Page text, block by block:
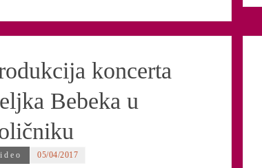
koncerta
Bebeka u
05/04/2017